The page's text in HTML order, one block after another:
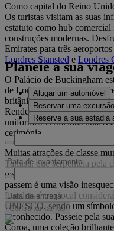
Como capital do Reino
Os turistas visitam as suas
estatuto como hub comercial
construções modernas.
Emirates para três
Londres Stansted e Londres
O Palácio de Buckingham
de Londres, servindo como
britânica. Fique junto aos
Render da Guarda. Os
uniformes vermelhos
cerimónia.
Muitas atrações de classe
Tamisa, que serpenteia pela
maravilha da engenharia, e
passem é uma visão
Londres é um local
UNESCO, sendo um
reconhecido. Passeie pela
Coroa, uma coleção
Planeie a sua
Alugar um automóvel
Reservar uma excursão
Reserve a sua estadia
Consultar tarifas